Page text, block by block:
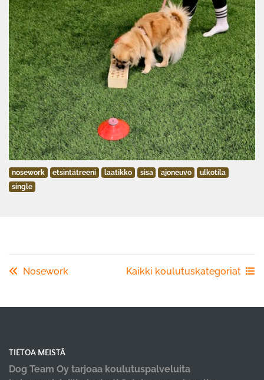
nosework etsintätreeni laatikko sisä ajoneuvo
ulkotila
single
Nosework Kaikki koulutuskategoriat
TIETOA MEISTÄ
Dog Team Oy tarjoaa koulutuspalveluita